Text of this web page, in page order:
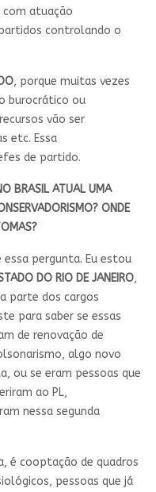
atuação
controlando o
, porque muitas vezes
burocrático ou
vão ser
etc. Essa
de partido.
BRASIL ATUAL UMA
ONDE
pergunta. Eu estou
DO RIO DE JANEIRO,
parte dos cargos
para saber se essas
de renovação de
algo novo
ou se eram pessoas que
ao PL,
nessa segunda
é cooptação de quadros
pessoas que já